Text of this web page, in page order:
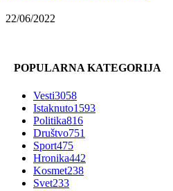
22/06/2022
POPULARNA KATEGORIJA
Vesti3058
Istaknuto1593
Politika816
Društvo751
Sport475
Hronika442
Kosmet238
Svet233